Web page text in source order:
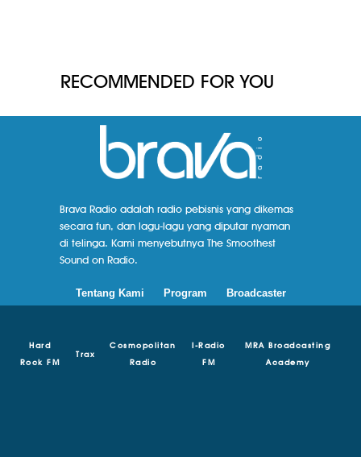
RECOMMENDED FOR YOU
Brava Radio adalah radio pebisnis yang dikemas
secara fun, dan lagu-lagu yang diputar nyaman
di telinga. Kami menyebutnya The Smoothest
Sound on Radio.
Tentang Kami Program Broadcaster
Hard
Rock FM
Trax
Cosmopolitan
Radio
I-Radio
FM
MRA Broadcasting
Academy